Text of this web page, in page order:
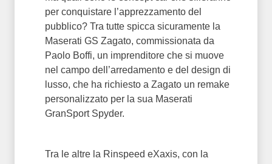
per conquistare l’apprezzamento del
pubblico? Tra tutte spicca sicuramente la
Maserati GS Zagato, commissionata da
Paolo Boffi, un imprenditore che si muove
nel campo dell’arredamento e del design di
lusso, che ha richiesto a Zagato un remake
personalizzato per la sua Maserati
GranSport Spyder.
Tra le altre la Rinspeed eXaxis, con la